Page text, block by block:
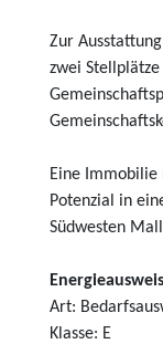
Zur
zwei
Eine
Potenzial in
Südwesten
Energieausweis
Art:
Klasse: E